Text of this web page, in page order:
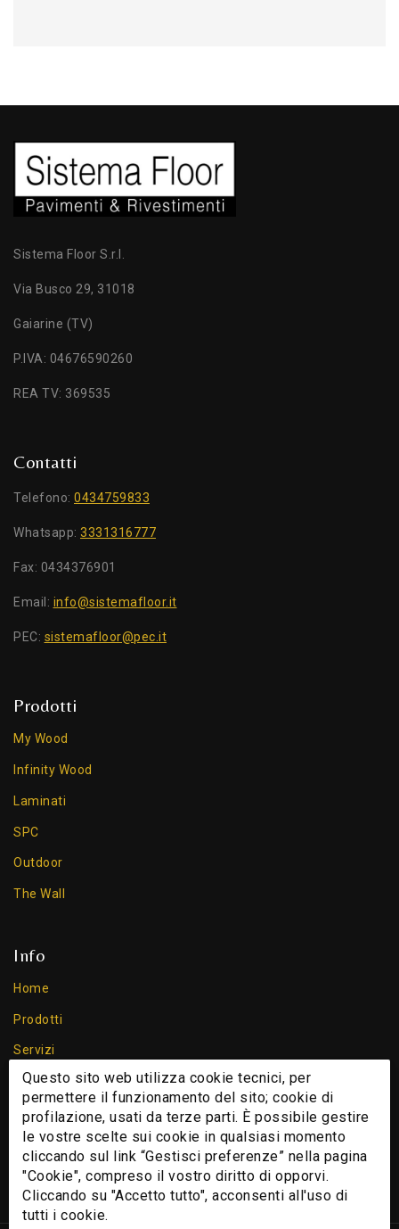
Sistema Floor S.r.l.
Via Busco 29, 31018
Gaiarine (TV)
P.IVA: 04676590260
REA TV: 369535
Contatti
Telefono: 0434759833
Whatsapp: 3331316777
Fax: 0434376901
Email: info@sistemafloor.it
PEC: sistemafloor@pec.it
Prodotti
My Wood
Infinity Wood
Laminati
SPC
Outdoor
The Wall
Info
Home
Prodotti
Servizi
Chi Siamo
Contatti
Cookie
Privacy Policy
Questo sito web utilizza cookie tecnici, per
permettere il funzionamento del sito; cookie di
profilazione, usati da terze parti. È possibile gestire
le vostre scelte sui cookie in qualsiasi momento
cliccando sul link “Gestisci preferenze” nella pagina
"Cookie", compreso il vostro diritto di opporvi.
Cliccando su "Accetto tutto", acconsenti all'uso di
tutti i cookie.